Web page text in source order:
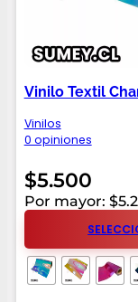
Vinilo Textil
Vinilos
0 opiniones
$5.500
Por mayor: